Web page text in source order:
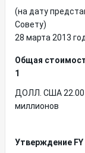
(на дату
Совету)
28 марта 2013
Общая
1
ДОЛЛ. США 22.00
миллионов
Утверждение FY